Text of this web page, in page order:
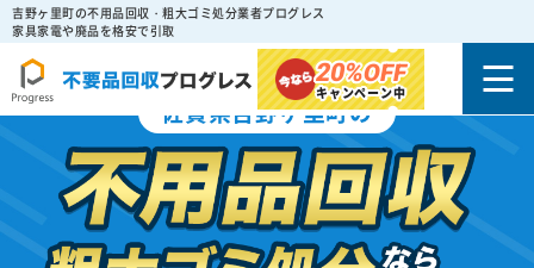
吉野ヶ里町の不用品回収・粗大ゴミ処分業者プログレス
家具家電や廃品を格安で引取
20%OFF
キャンペーン中
佐賀県吉野ヶ里町の